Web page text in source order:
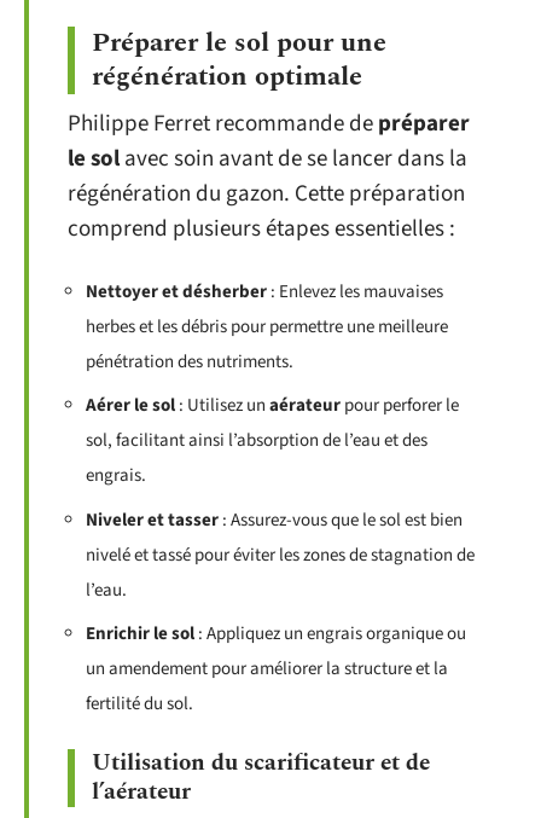
Préparer le sol pour une
régénération optimale
Philippe Ferret recommande depréparer
le solavec soin avant de se lancer dans la
régénération du gazon. Cette préparation
comprend plusieurs étapes essentielles :
Nettoyer et désherber: Enlevez les mauvaises
herbes et les débris pour permettre une meilleure
pénétration des nutriments.
Aérer le sol: Utilisez unaérateurpour perforer le
sol, facilitant ainsi l’absorption de l’eau et des
engrais.
Niveler et tasser: Assurez-vous que le sol est bien
nivelé et tassé pour éviter les zones de stagnation de
l’eau.
Enrichir le sol: Appliquez un engrais organique ou
un amendement pour améliorer la structure et la
fertilité du sol.
Utilisation du scarificateur et de
l’aérateur